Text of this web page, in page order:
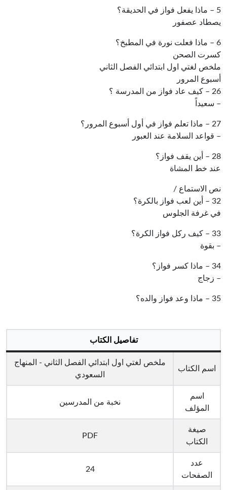
5 – ماذا يفعل فواز في الحديقة؟
يصطاد عصفور
6 – ماذا فعلت نورة في المطبخ؟
كسرت الصحن
ملخص لغتي اول ابتدائي الفصل الثاني
أسبوع المرور
26 – كيف عاد فواز من المدرسة ؟
– سعيداً
27 – ماذا تعلم فواز في أول أسبوع المرور؟
– قواعد السلامة عند العبور
28 – أين يقف فواز؟
عند خط المشاة
نص الاستماع /
32 – أين لعب فواز بالكرة؟
في غرفة الجلوس
33 – كيف ركل فواز الكرة؟
– بقوة
34 – ماذا كسر فواز؟
– زجاج
35 – ماذا وعد فواز والده؟
تفاصيل الكتاب
اسم الكتاب
ملخص لغتي اول ابتدائي الفصل الثاني - المنهاج
السعودي
اسم
المؤلف
نخبة من المدرسين
صيغة
الكتاب
PDF
عدد
الصفحات
24